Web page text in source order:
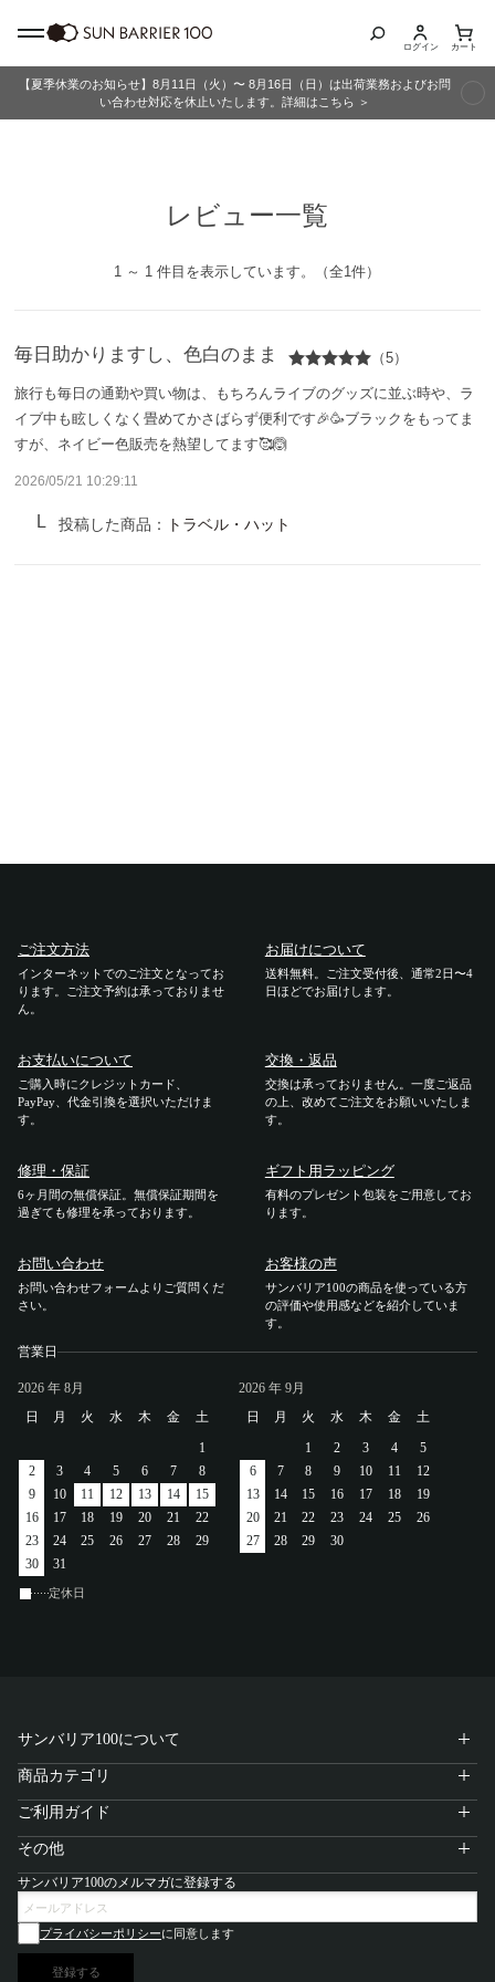
商品カテゴリ
メンズ
キッズ
お客様の声
ご注文方法
お支払いについて
交換・返品
ギフト用ラッピング
よくあるご質問・お問い合わせ
アカウント
ログイン / 新規登録
サイトポリシー
ログイン カート
【夏季休業のお知らせ】8月11日（火）〜 8月16日（日）は出荷業務およびお問
い合わせ対応を休止いたします。詳細はこちら ＞
レビュー一覧
1 ～ 1 件目を表示しています。（全1件）
毎日助かりますし、色白のまま （5）
旅行も毎日の通勤や買い物は、もちろんライブのグッズに並ぶ時や、ラ
イブ中も眩しくなく畳めてかさばらず便利です🎉🥳ブラックをもってま
すが、ネイビー色販売を熱望してます🥰🙆
2026/05/21 10:29:11
投稿した商品： トラベル・ハット
ご注文方法
インターネットでのご注文となってお
ります。ご注文予約は承っておりませ
ん。
お届けについて
送料無料。ご注文受付後、通常2日〜4
日ほどでお届けします。
お支払いについて
ご購入時にクレジットカード、
PayPay、代金引換を選択いただけま
す。
交換・返品
交換は承っておりません。一度ご返品
の上、改めてご注文をお願いいたしま
す。
修理・保証
6ヶ月間の無償保証。無償保証期間を
過ぎても修理を承っております。
ギフト用ラッピング
有料のプレゼント包装をご用意してお
ります。
お問い合わせ
お問い合わせフォームよりご質問くだ
さい。
お客様の声
サンバリア100の商品を使っている方
の評価や使用感などを紹介していま
す。
営業日
2026 年 8月
日
月 火 水 木 金
土
1
2
3 4 5 6 7
8
9
10 11 12 13 14
15
16
17 18 19 20 21
22
23
24 25 26 27 28
29
30
31
2026 年 9月
日
月 火 水 木 金
土
1
2 3 4
5
6
7 8 9 10 11
12
13
14 15 16 17 18
19
20
21 22 23 24 25
26
27
28 29 30
定休日
サンバリア100について
商品カテゴリ
ご利用ガイド
その他
サンバリア100のメルマガに登録する
プライバシーポリシーに同意します
登録する